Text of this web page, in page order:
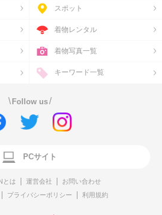
スポット
着物レンタル
着物写真一覧
キーワード一覧
\ Follow us/
PCサイト
とは 運営会社
お問い合わせ
プライバシーポリシー 利用規約